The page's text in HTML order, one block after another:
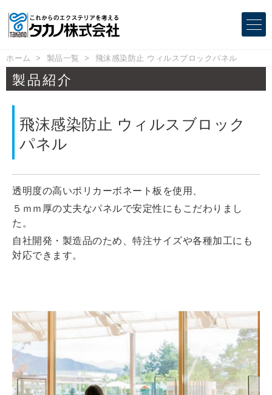
ホーム 製品一覧 飛沫感染防止 ウィルスブロックパネル
製品紹介
飛沫感染防止 ウィルスブロック
パネル
透明度の高いポリカーボネート板を使用、
５ｍｍ厚の丈夫なパネルで安定性にもこだわりまし
た。
自社開発・製造品のため、特注サイズや各種加工にも
対応できます。